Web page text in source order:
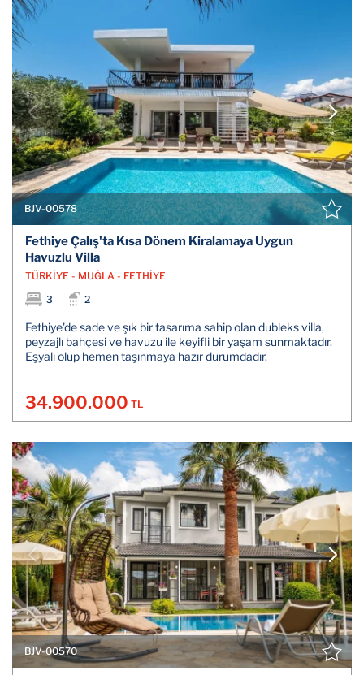
BJV-00578
Fethiye Çalış'ta Kısa Dönem Kiralamaya Uygun
Havuzlu Villa
TÜRKİYE - MUĞLA - FETHİYE
3
2
Fethiye'de sade ve şık bir tasarıma sahip olan dubleks villa,
peyzajlı bahçesi ve havuzu ile keyifli bir yaşam sunmaktadır.
Eşyalı olup hemen taşınmaya hazır durumdadır.
34.900.000 TL
BJV-00570